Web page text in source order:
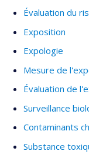
Évaluation du
Exposition
Expologie
Mesure de
Évaluation de
Surveillance
Contaminants
Substance